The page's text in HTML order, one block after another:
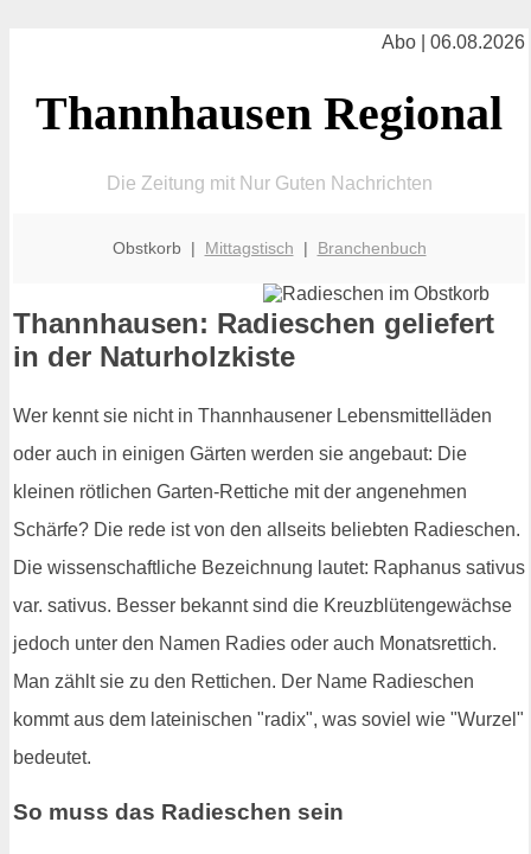
Abo | 06.08.2026
Thannhausen Regional
Die Zeitung mit Nur Guten Nachrichten
Obstkorb | Mittagstisch | Branchenbuch
Thannhausen: Radieschen geliefert
in der Naturholzkiste
Wer kennt sie nicht in Thannhausener Lebensmittelläden
oder auch in einigen Gärten werden sie angebaut: Die
kleinen rötlichen Garten-Rettiche mit der angenehmen
Schärfe? Die rede ist von den allseits beliebten Radieschen.
Die wissenschaftliche Bezeichnung lautet: Raphanus sativus
var. sativus. Besser bekannt sind die Kreuzblütengewächse
jedoch unter den Namen Radies oder auch Monatsrettich.
Man zählt sie zu den Rettichen. Der Name Radieschen
kommt aus dem lateinischen "radix", was soviel wie "Wurzel"
bedeutet.
So muss das Radieschen sein